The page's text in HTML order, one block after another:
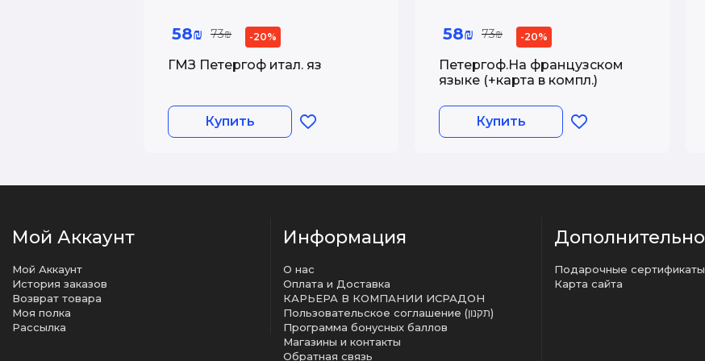
58₪ 73₪ -20%
ГМЗ Петергоф итал. яз
Купить
58₪ 73₪ -20%
Петергоф.На французском
языке (+карта в компл.)
Купить
Мой Аккаунт
Мой Аккаунт
История заказов
Возврат товара
Моя полка
Рассылка
Информация
О нас
Оплата и Доставка
КАРЬЕРА В КОМПАНИИ ИСРАДОН
Пользовательское соглашение (תקנון)
Программа бонусных баллов
Магазины и контакты
Обратная связь
Дополнительно
Подарочные сертификаты
Карта сайта